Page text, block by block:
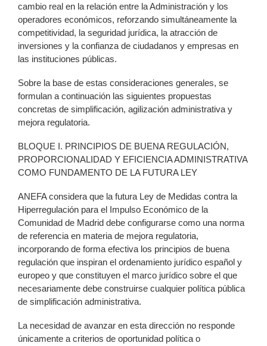
cambio real en la relación entre la Administración y los
operadores económicos, reforzando simultáneamente la
competitividad, la seguridad jurídica, la atracción de
inversiones y la confianza de ciudadanos y empresas en
las instituciones públicas.
Sobre la base de estas consideraciones generales, se
formulan a continuación las siguientes propuestas
concretas de simplificación, agilización administrativa y
mejora regulatoria.
BLOQUE I. PRINCIPIOS DE BUENA REGULACIÓN,
PROPORCIONALIDAD Y EFICIENCIA ADMINISTRATIVA
COMO FUNDAMENTO DE LA FUTURA LEY
ANEFA considera que la futura Ley de Medidas contra la
Hiperregulación para el Impulso Económico de la
Comunidad de Madrid debe configurarse como una norma
de referencia en materia de mejora regulatoria,
incorporando de forma efectiva los principios de buena
regulación que inspiran el ordenamiento jurídico español y
europeo y que constituyen el marco jurídico sobre el que
necesariamente debe construirse cualquier política pública
de simplificación administrativa.
La necesidad de avanzar en esta dirección no responde
únicamente a criterios de oportunidad política o